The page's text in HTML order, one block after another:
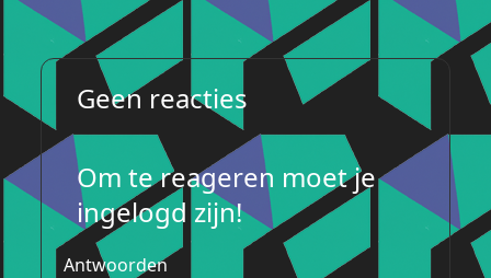
Geen reacties
Om te reageren moet je
ingelogd zijn!
Antwoorden